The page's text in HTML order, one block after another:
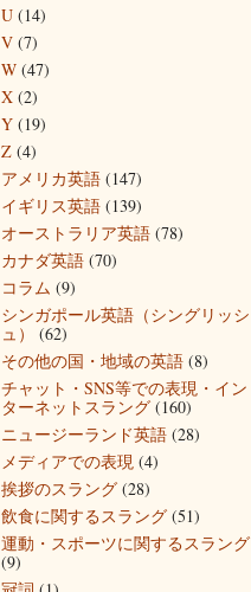
U (14)
V (7)
W (47)
X (2)
Y (19)
Z (4)
アメリカ英語 (147)
イギリス英語 (139)
オーストラリア英語 (78)
カナダ英語 (70)
コラム (9)
シンガポール英語（シングリッシ
ュ）
(62)
その他の国・地域の英語 (8)
チャット・SNS等での表現・イン
ターネットスラング (160)
ニュージーランド英語 (28)
メディアでの表現 (4)
挨拶のスラング (28)
飲食に関するスラング (51)
運動・スポーツに関するスラング
(9)